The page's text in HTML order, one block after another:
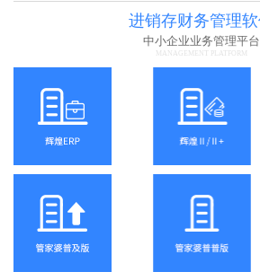
进销存财务管理
中小企业业务管理平台
MANAGEMENT PLATFORM